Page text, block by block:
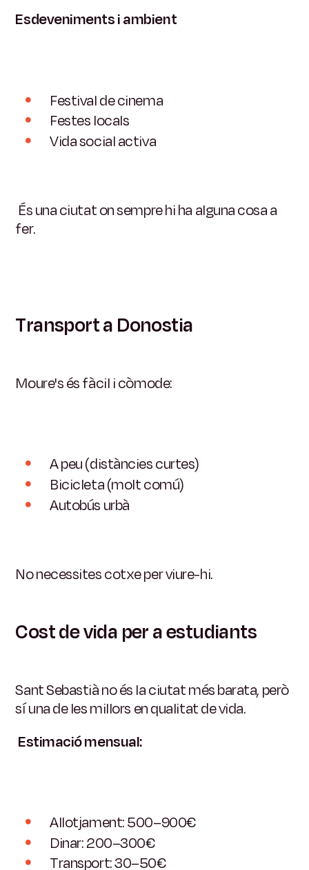
Esdeveniments i ambient
Festival de cinema
Festes locals
Vida social activa
És una ciutat on sempre hi ha alguna cosa a
fer.
Transport a Donostia
Moure's és fàcil i còmode:
A peu (distàncies curtes)
Bicicleta (molt comú)
Autobús urbà
No necessites cotxe per viure-hi.
Cost de vida per a estudiants
Sant Sebastià no és la ciutat més barata, però
sí una de les millors en qualitat de vida.
Estimació mensual:
Allotjament: 500–900€
Dinar: 200–300€
Transport: 30–50€